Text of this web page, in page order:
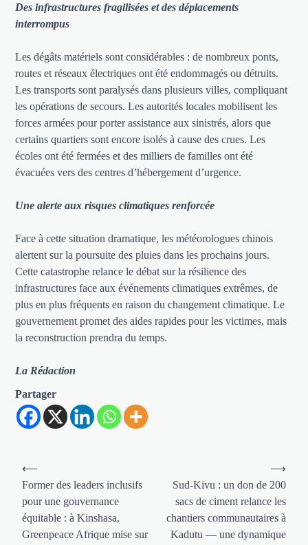
Des infrastructures fragilisées et des déplacements
interrompus
Les dégâts matériels sont considérables : de nombreux ponts,
routes et réseaux électriques ont été endommagés ou détruits.
Les transports sont paralysés dans plusieurs villes, compliquant
les opérations de secours. Les autorités locales mobilisent les
forces armées pour porter assistance aux sinistrés, alors que
certains quartiers sont encore isolés à cause des crues. Les
écoles ont été fermées et des milliers de familles ont été
évacuées vers des centres d’hébergement d’urgence.
Une alerte aux risques climatiques renforcée
Face à cette situation dramatique, les météorologues chinois
alertent sur la poursuite des pluies dans les prochains jours.
Cette catastrophe relance le débat sur la résilience des
infrastructures face aux événements climatiques extrêmes, de
plus en plus fréquents en raison du changement climatique. Le
gouvernement promet des aides rapides pour les victimes, mais
la reconstruction prendra du temps.
La Rédaction
Partager
Navigation
de
l’article
⟵
Former des leaders inclusifs
pour une gouvernance
équitable : à Kinshasa,
Greenpeace Afrique mise sur
Sud-Kivu : un don de 200
sacs de ciment relance les
chantiers communautaires à
Kadutu — une dynamique
⟶